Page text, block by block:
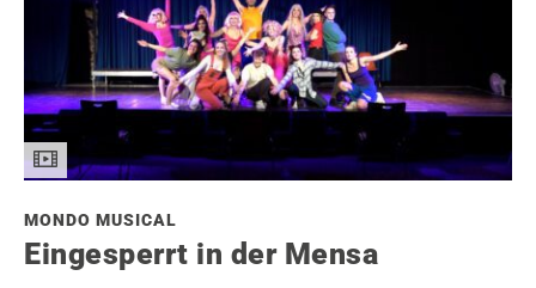
MONDO MUSICAL
Eingesperrt in der Mensa